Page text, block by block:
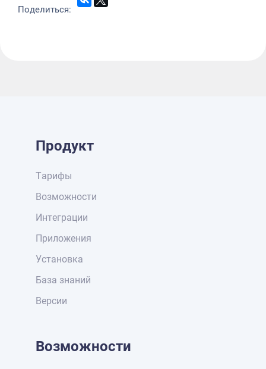
Поделиться:
Продукт
Тарифы
Возможности
Интеграции
Приложения
Установка
База знаний
Версии
Возможности